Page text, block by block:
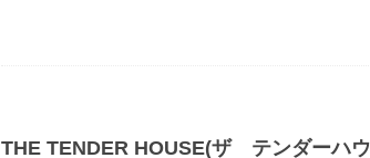
THE TENDER HOUSE(ザ テンダーハ